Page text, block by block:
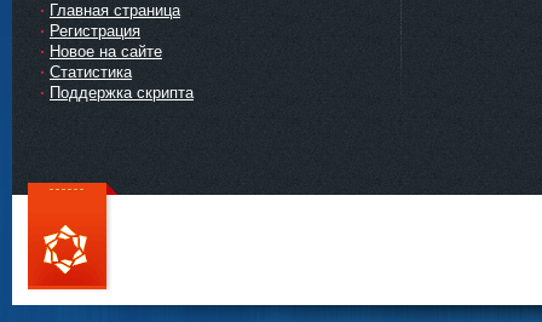
Главная страница
Регистрация
Новое на сайте
Статистика
Поддержка скрипта
111